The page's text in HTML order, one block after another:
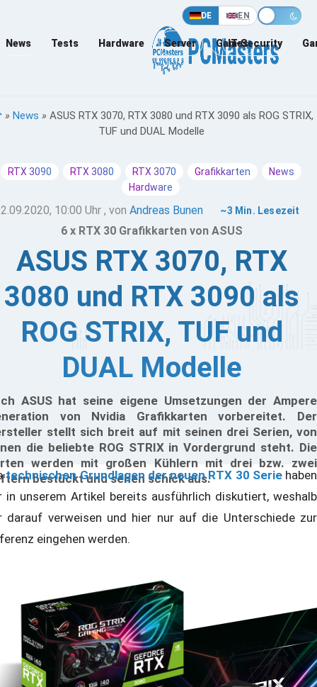
DE EN
News Tests Hardware Server Games
IT-Security
» News » ASUS RTX 3070, RTX 3080 und RTX 3090 als ROG STRIX,
TUF und DUAL Modelle
RTX 3090 RTX 3080 RTX 3070 Grafikkarten
News
Hardware
10:00 Uhr , vonAndreas Bunen ~3 Min. Lesezeit
6 x RTX 30 Grafikkarten von ASUS
ASUS RTX 3070, RTX
3080 und RTX 3090 als
ROG STRIX, TUF und
DUAL Modelle
ASUS hat seine eigene Umsetzungen der Ampere
von Nvidia Grafikkarten vorbereitet. Der
stellt sich breit auf mit seinen drei Serien, von
die beliebte ROG STRIX in Vordergrund steht. Die
werden mit großen Kühlern mit drei bzw. zwei
bestückt und sehen schick aus.
technischen Grundlagen der neuen RTX 30 Seriehaben
in unserem Artikel bereits ausführlich diskutiert, weshalb
darauf verweisen und hier nur auf die Unterschiede zur
eingehen werden.